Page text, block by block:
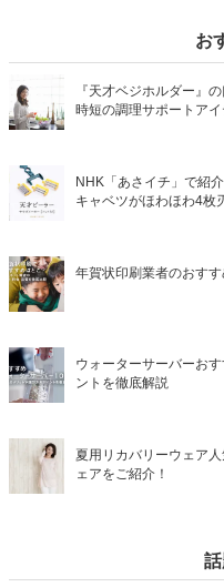
お
『天才ベジホルダー』
時短の調理サポートアイ
NHK「あさイチ」で紹
キャベツがほわほわ4枚
年賀状印刷業者のおす
ウォーターサーバーお
ントを徹底解説
夏用リカバリーウェア
ェアをご紹介！